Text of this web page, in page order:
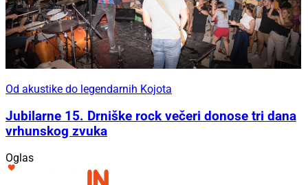
Od akustike do legendarnih Kojota
Jubilarne 15. Drniške rock večeri donose tri dana
vrhunskog zvuka
Oglas